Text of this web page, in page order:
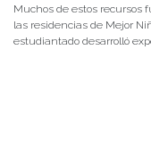
Muchos de estos recursos
las residencias de Mejor
estudiantado desarrolló